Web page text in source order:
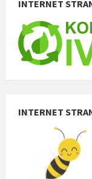
INTERNET
INTERNET